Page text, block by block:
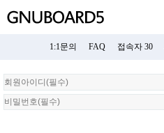
1:1문의 FAQ 접속자 30
회
원
로